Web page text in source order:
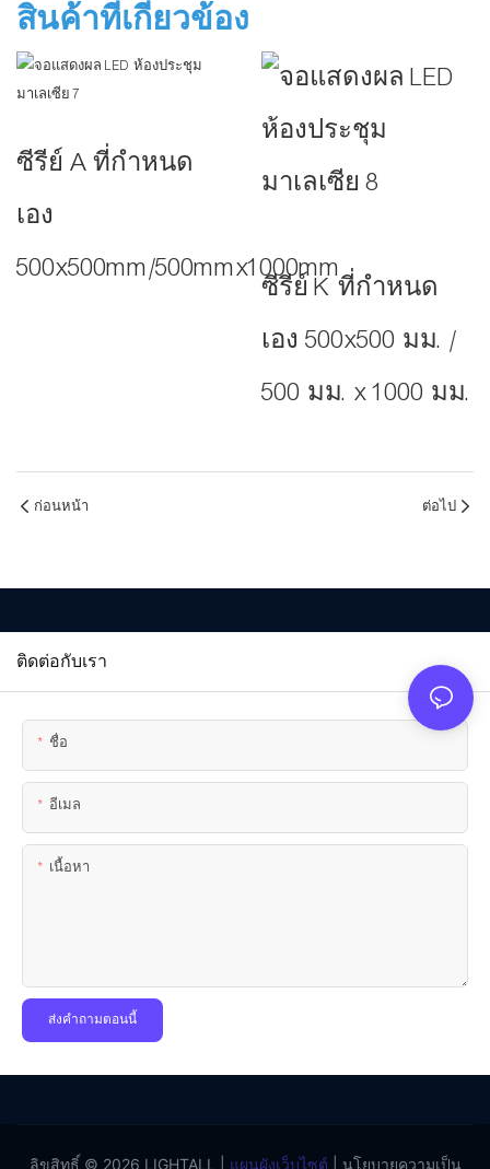
สินค้าที่เกี่ยวข้อง
ซีรีย์ A ที่กำหนด
เอง
500x500mm/500mmx1000mm
ซีรีย์ K ที่กำหนด
เอง 500x500 มม. /
500 มม. x 1000 มม.
ก่อนหน้า ต่อไป
ติดต่อกับเรา
ชื่อ
อีเมล
เนื้อหา
ส่งคำถามตอนนี้
ลิขสิทธิ์ © 2026 LIGHTALL | แผนผังเว็บไซต์ นโยบายความเป็น